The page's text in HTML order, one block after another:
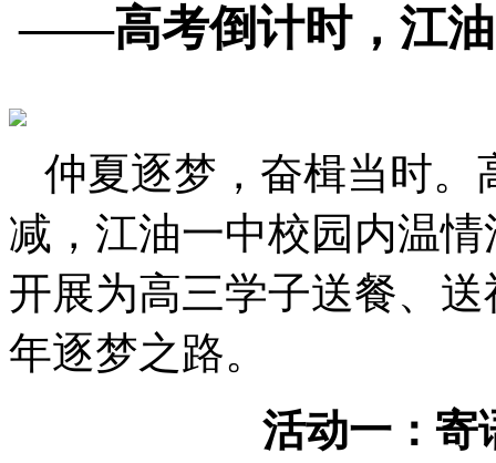
——高考倒计时，江
仲夏逐梦，奋楫当时。
减，江油一中校园内温
开展为高三学子送餐、 送
年逐梦之路。
活动一：寄